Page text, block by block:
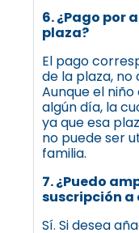
6. ¿Pago por
plaza?
El pago
de la plaza, no
Aunque el
algún día, la
ya que esa
no puede ser
familia.
7. ¿Puedo
suscripción
Sí. Si desea